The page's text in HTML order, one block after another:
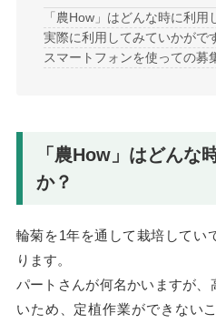
「農How」はどんな時に利用
実際に利用してみていかがで
スマートフォンを使っての募
「農How」はどんな
か？
輪菊を1年を通して栽培してい
ります。
パートさんが何名かいますが
いため、定植作業ができない